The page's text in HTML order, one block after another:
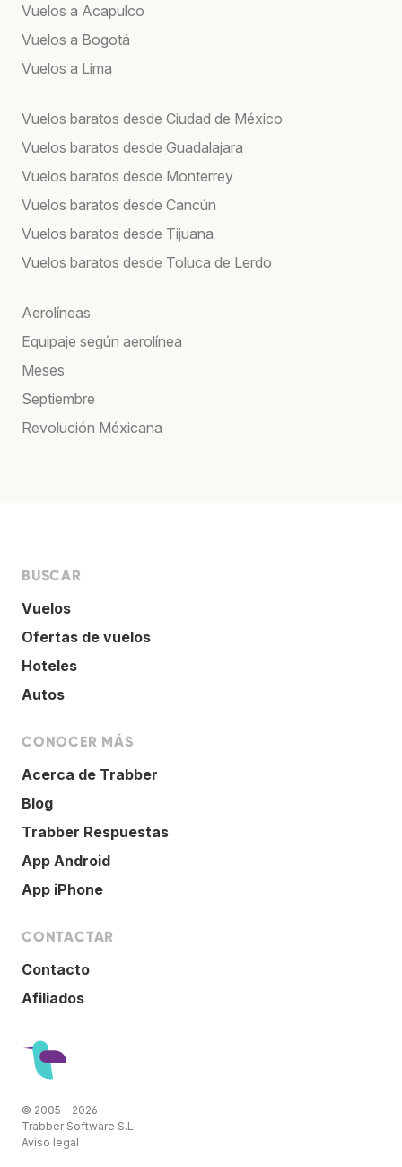
Vuelos a Acapulco
Vuelos a Bogotá
Vuelos a Lima
Vuelos baratos desde Ciudad de México
Vuelos baratos desde Guadalajara
Vuelos baratos desde Monterrey
Vuelos baratos desde Cancún
Vuelos baratos desde Tijuana
Vuelos baratos desde Toluca de Lerdo
Aerolíneas
Equipaje según aerolínea
Meses
Septiembre
Revolución Méxicana
BUSCAR
Vuelos
Ofertas de vuelos
Hoteles
Autos
CONOCER MÁS
Acerca de Trabber
Blog
Trabber Respuestas
App Android
App iPhone
CONTACTAR
Contacto
Afiliados
© 2005 - 2026
Trabber Software S.L.
Aviso legal